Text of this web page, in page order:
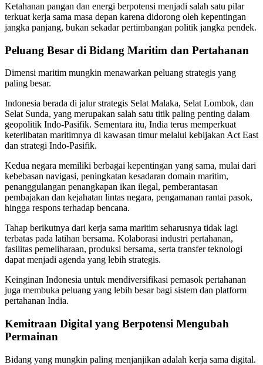
Ketahanan pangan dan energi berpotensi menjadi salah satu pilar
terkuat kerja sama masa depan karena didorong oleh kepentingan
jangka panjang, bukan sekadar pertimbangan politik jangka pendek.
Peluang Besar di Bidang Maritim dan Pertahanan
Dimensi maritim mungkin menawarkan peluang strategis yang
paling besar.
Indonesia berada di jalur strategis Selat Malaka, Selat Lombok, dan
Selat Sunda, yang merupakan salah satu titik paling penting dalam
geopolitik Indo-Pasifik. Sementara itu, India terus memperkuat
keterlibatan maritimnya di kawasan timur melalui kebijakan Act East
dan strategi Indo-Pasifik.
Kedua negara memiliki berbagai kepentingan yang sama, mulai dari
kebebasan navigasi, peningkatan kesadaran domain maritim,
penanggulangan penangkapan ikan ilegal, pemberantasan
pembajakan dan kejahatan lintas negara, pengamanan rantai pasok,
hingga respons terhadap bencana.
Tahap berikutnya dari kerja sama maritim seharusnya tidak lagi
terbatas pada latihan bersama. Kolaborasi industri pertahanan,
fasilitas pemeliharaan, produksi bersama, serta transfer teknologi
dapat menjadi agenda yang lebih strategis.
Keinginan Indonesia untuk mendiversifikasi pemasok pertahanan
juga membuka peluang yang lebih besar bagi sistem dan platform
pertahanan India.
Kemitraan Digital yang Berpotensi Mengubah
Permainan
Bidang yang mungkin paling menjanjikan adalah kerja sama digital.